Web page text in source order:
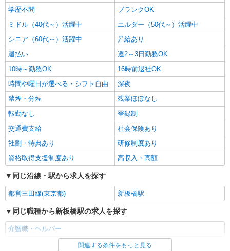
学歴不問
ブランクOK
ミドル（40代～）活躍中
エルダー（50代～）活躍中
シニア（60代～）活躍中
昇給あり
週払い
週2～3日勤務OK
10時～勤務OK
16時前退社OK
時間や曜日が選べる・シフト自由
深夜
禁煙・分煙
残業ほぼなし
転勤なし
登録制
交通費支給
社会保険あり
社割・特典あり
研修制度あり
資格取得支援制度あり
高収入・高額
同じ沿線・駅から求人を探す
都営三田線(東京都) 新板橋駅
同じ職種から新板橋駅の求人を探す
介護職・ヘルパー
同じ雇用形態から新板橋駅の求人を探す
関連する条件をもっと見る